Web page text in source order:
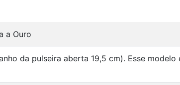
a Ouro
da pulseira aberta 19,5 cm). Esse